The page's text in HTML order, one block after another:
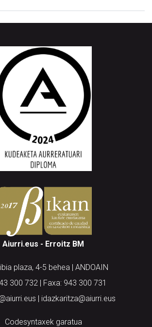
Aiurri.eus - Erroitz BM
plaza, 4-5 behea | ANDOAIN
300 732 | Faxa: 943 300 731
| idazkaritza@aiurri.eus
Codesyntaxek garatua